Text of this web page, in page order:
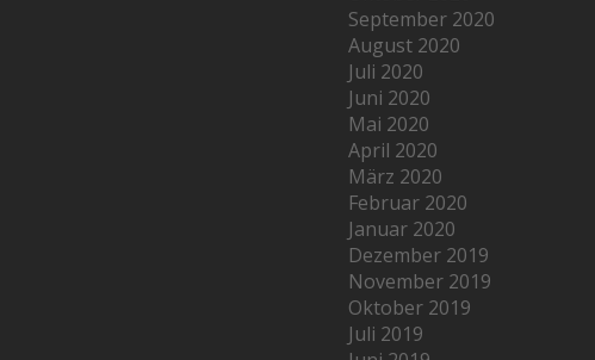
September 2020
August 2020
Juli 2020
Juni 2020
Mai 2020
April 2020
März 2020
Februar 2020
Januar 2020
Dezember 2019
November 2019
Oktober 2019
Juli 2019